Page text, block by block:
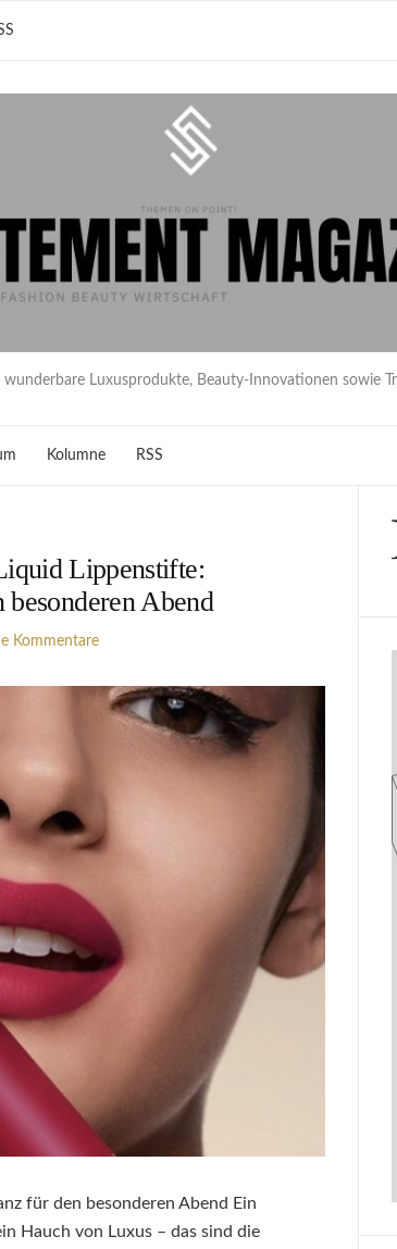
Luxusprodukte, Beauty-Innovationen sowie
Kolumne RSS
Lippenstifte:
Abend
Kommentare
für den besonderen Abend Ein
Hauch von Luxus – das sind die